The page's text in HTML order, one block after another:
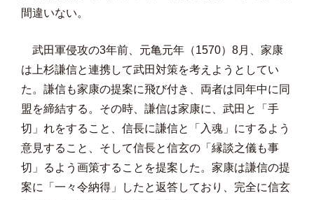
間違いない。
武田軍侵攻の3年前、元亀元年（1570）8月、家康
は上杉謙信と連携して武田対策を考えようとしてい
た。謙信も家康の提案に飛び付き、両者は同年中に同
盟を締結する。その時、謙信は家康に、武田と「手
切」れをすること、信長に謙信と「入魂」にするよう
意見すること、そして信長と信玄の「縁談之儀も事
切」るよう画策することを提案した。家康は謙信の提
案に「一々令納得」したと返答しており、完全に信玄